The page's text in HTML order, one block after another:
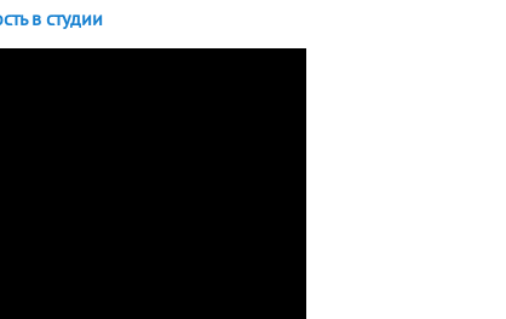
в студии